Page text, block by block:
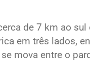
de 7 km ao
em três lados,
mova entre o